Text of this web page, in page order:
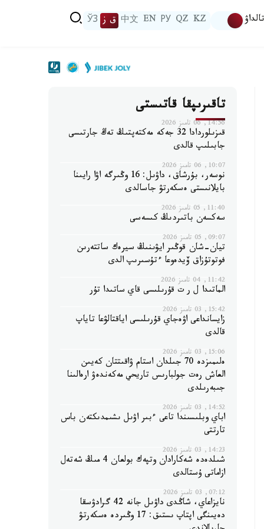
تالداۋ KZ
QZ
РУ
EN
中文 ق ز ЎЗ
تاقىرىپقا قاتىستى
14:56, 06 تامىز 2026
قىزىلوردادا 32 جەكە مەكتەپتىڭ تەڭ جارتىسى
جابىلىپ قالدى
10:07, 06 تامىز 2026
نوسەر، بۇرشاق، داۋىل: 16 وڭىرگە اۋا رايىنا
بايلانىستى ەسكەرتۋ جاسالدى
11:40, 05 تامىز 2026
سەكسەن باتىردىڭ كىسەسى
09:07, 05 تامىز 2026
تيان-شان قوڭىر ايۋىنىڭ سيرەك ساتتەرىن
فوتوتۇزاق ۆيدەوعا ءتۇسىرىپ الدى
11:42, 04 تامىز 2026
الماتىدا ل ر ت قۇرىلىسى قاي ساتىدا تۇر
15:42, 03 تامىز 2026
زايسانداعى اۋەجاي قۇرىلىسى اياقتالۋعا تاياپ
قالدى
15:06, 03 تامىز 2026
ەلىمىزدە 70 جىلدان استام ۋاقىتتان كەيىن
العاش رەت جولبارىس تاريحي مەكەندەۋ ارەالىنا
جىبەرىلدى
14:52, 03 تامىز 2026
اباي وبلىسىندا تاعى ءبىر اۋىل ىشىمدىكتەن باس
تارتتى
14:23, 03 تامىز 2026
شىلدەدە شەكارادان وتپەك بولعان 4 مىڭ شەتەل
ازاماتى ۇستالدى
07:12, 03 تامىز 2026
نايزاعاي، شاڭدى داۋىل جانە 42 گرادۋسقا
دەيىنگى اپتاپ ىستىق: 17 وڭىردە ەسكەرتۋ